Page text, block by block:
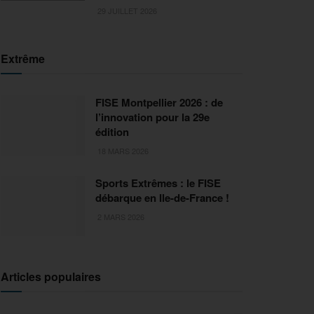
Extrême
FISE Montpellier 2026 : de
l’innovation pour la 29e
édition
Sports Extrêmes : le FISE
débarque en Ile-de-France !
Articles populaires